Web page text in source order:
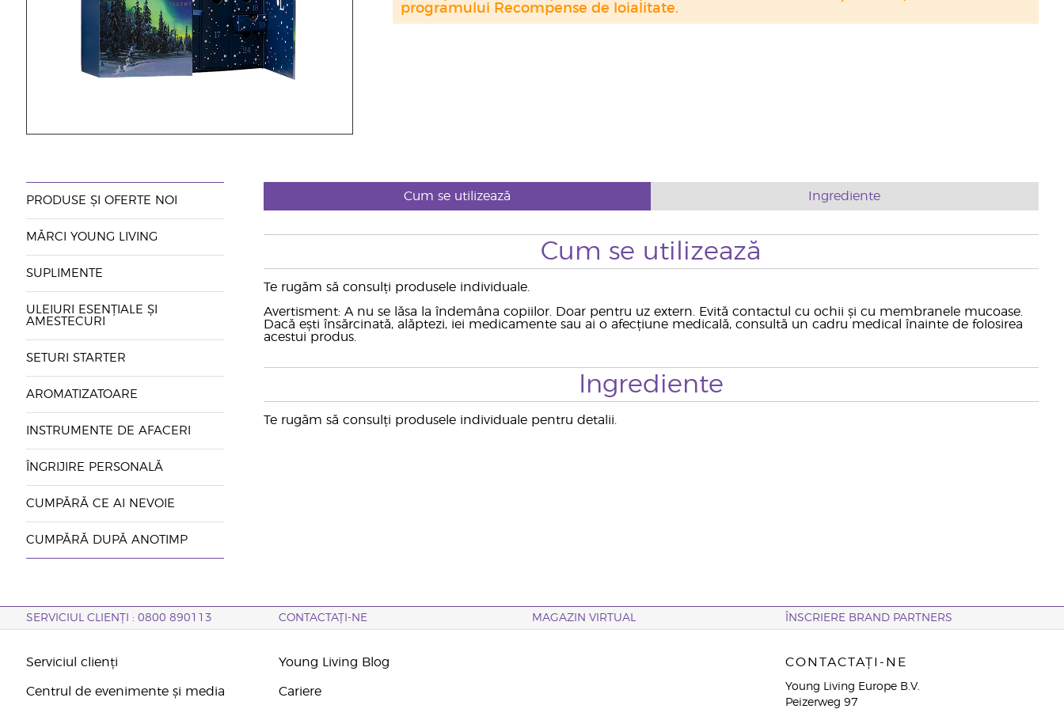
programului Recompense de loialitate.
PRODUSE ȘI OFERTE NOI
MĂRCI YOUNG LIVING
SUPLIMENTE
ULEIURI ESENȚIALE ȘI
AMESTECURI
SETURI STARTER
AROMATIZATOARE
INSTRUMENTE DE AFACERI
ÎNGRIJIRE PERSONALĂ
CUMPĂRĂ CE AI NEVOIE
CUMPĂRĂ DUPĂ ANOTIMP
Cum se utilizează Ingrediente
Cum se utilizează
Te rugăm să consulți produsele individuale.
Avertisment: A nu se lăsa la îndemâna copiilor. Doar pentru uz extern. Evită contactul cu ochii și cu membranele mucoase.
Dacă ești însărcinată, alăptezi, iei medicamente sau ai o afecțiune medicală, consultă un cadru medical înainte de folosirea
acestui produs.
Ingrediente
Te rugăm să consulți produsele individuale pentru detalii.
SERVICIUL CLIENȚI : 0800 890113 CONTACTAȚI-NE MAGAZIN VIRTUAL ÎNSCRIERE BRAND PARTNERS
Serviciul clienți
Centrul de evenimente și media
Young Living Blog
Cariere
CONTACTAȚI-NE
Young Living Europe B.V.
Peizerweg 97